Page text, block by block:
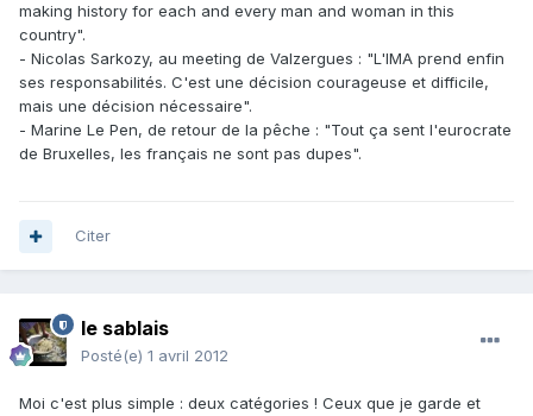
making history for each and every man and woman in this
country".
- Nicolas Sarkozy, au meeting de Valzergues : "L'IMA prend enfin
ses responsabilités. C'est une décision courageuse et difficile,
mais une décision nécessaire".
- Marine Le Pen, de retour de la pêche : "Tout ça sent l'eurocrate
de Bruxelles, les français ne sont pas dupes".
Citer
le sablais
Posté(e) 1 avril 2012
Moi c'est plus simple : deux catégories ! Ceux que je garde et